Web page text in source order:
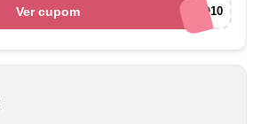
Ver cupom BEMVINDO10